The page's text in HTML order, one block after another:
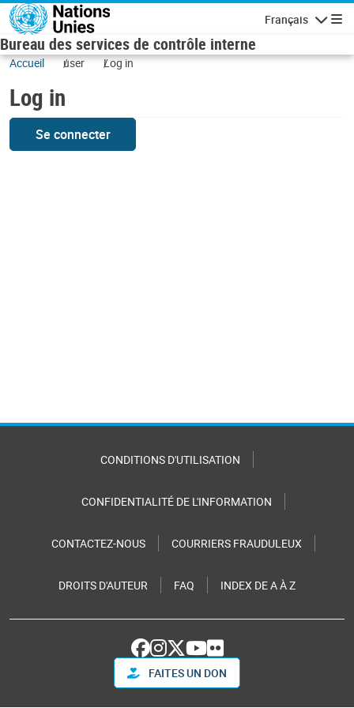
Skip to main content
Français
Bureau des services de contrôle interne
Accueil user Log in
Log in
Se connecter
CONDITIONS D'UTILISATION
CONFIDENTIALITÉ DE L'INFORMATION
CONTACTEZ-NOUS COURRIERS FRAUDULEUX
DROITS D'AUTEUR FAQ INDEX DE A À Z
FAITES UN DON